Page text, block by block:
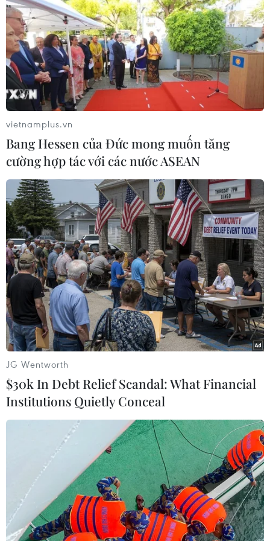
Triều Tiên kêu gọi Hàn Quốc thành lập
liên bang hai miền
02/10/2014 02:09
Triều Tiên đã hối thúc Hàn Quốc phản hồi lại lời đề xuất
của Bình Nhưỡng về việc đạt được mục tiêu thống nhất
hai miền thông qua một hình thức liên bang linh hoạt.
Báo Hàn Quốc: Triều Tiên đã phát triển
vietnamplus.vn
Bang Hessen của Đức mong muốn tăng
cường hợp tác với các nước ASEAN
JG Wentworth
$30k In Debt Relief Scandal: What Financial
Institutions Quietly Conceal